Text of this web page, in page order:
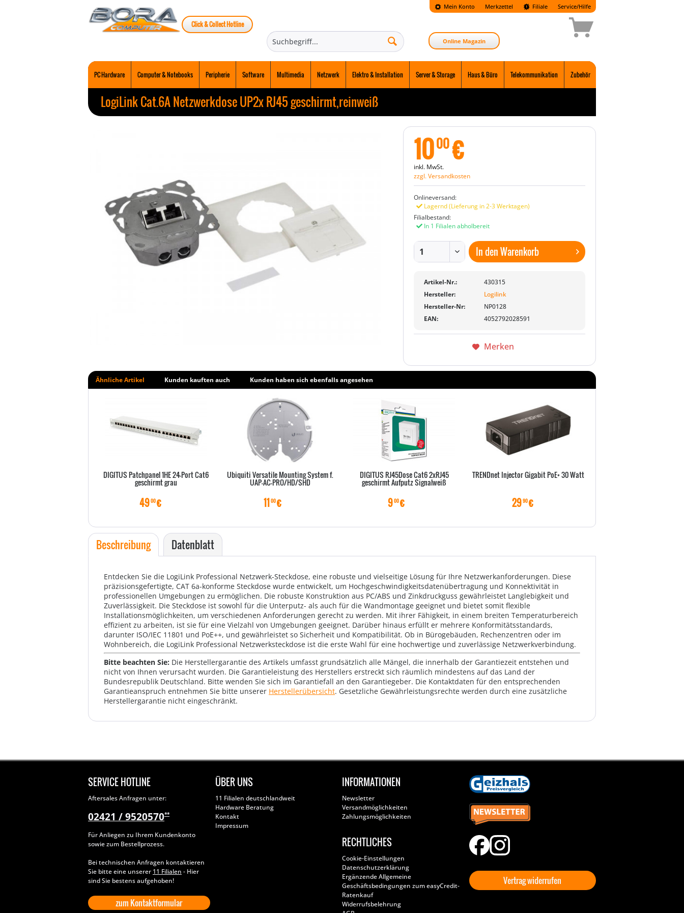
Mein Konto Merkzettel
Click & Collect Hotline
Filiale Service/Hilfe
Online Magazin
PC Hardware Computer & Notebooks Peripherie Software Multimedia Netzwerk Elektro & Installation Server & Storage Haus & Büro Telekommunikation Zubehör
LogiLink Cat.6A Netzwerkdose UP2x RJ45 geschirmt,reinweiß
1000€
inkl. MwSt.
zzgl. Versandkosten
Onlineversand:
Lagernd (Lieferung in 2-3 Werktagen)
Filialbestand:
In 1 Filialen abholbereit
In denWarenkorb
Artikel-Nr.:
430315
Hersteller:
Logilink
Hersteller-Nr:
NP0128
EAN:
4052792028591
Merken
Ähnliche Artikel Kunden kauften auch Kunden haben sich ebenfalls angesehen
DIGITUS Patchpanel 1HE 24-Port Cat6
geschirmt grau
4900€
Ubiquiti Versatile Mounting System f.
UAP-AC-PRO/HD/SHD
11 00€
DIGITUS RJ45Dose Cat6 2xRJ45
geschirmt Aufputz Signalweiß
900€
TRENDnet Injector Gigabit PoE+ 30 Watt
2990€
Beschreibung Datenblatt
Entdecken Sie die LogiLink Professional Netzwerk-Steckdose, eine robuste und vielseitige Lösung für Ihre Netzwerkanforderungen. Diese
präzisionsgefertigte, CAT 6a-konforme Steckdose wurde entwickelt, um Hochgeschwindigkeitsdatenübertragung und Konnektivität in
professionellen Umgebungen zu ermöglichen. Die robuste Konstruktion aus PC/ABS und Zinkdruckguss gewährleistet Langlebigkeit und
Zuverlässigkeit. Die Steckdose ist sowohl für die Unterputz- als auch für die Wandmontage geeignet und bietet somit flexible
Installationsmöglichkeiten, um verschiedenen Anforderungen gerecht zu werden. Mit ihrer Fähigkeit, in einem breiten Temperaturbereich
effizient zu arbeiten, ist sie für eine Vielzahl von Umgebungen geeignet. Darüber hinaus erfüllt er mehrere Konformitätsstandards,
darunter ISO/IEC 11801 und PoE++, und gewährleistet so Sicherheit und Kompatibilität. Ob in Bürogebäuden, Rechenzentren oder im
Wohnbereich, die LogiLink Professional Netzwerksteckdose ist die erste Wahl für eine hochwertige und zuverlässige Netzwerkverbindung.
Bitte beachten Sie: Die Herstellergarantie des Artikels umfasst grundsätzlich alle Mängel, die innerhalb der Garantiezeit entstehen und
nicht von Ihnen verursacht wurden. Die Garantieleistung des Herstellers erstreckt sich räumlich mindestens auf das Land der
Bundesrepublik Deutschland. Bitte wenden Sie sich im Garantiefall an den Garantiegeber. Die Kontaktdaten für den entsprechenden
Garantieanspruch entnehmen Sie bitte unserer Herstellerübersicht. Gesetzliche Gewährleistungsrechte werden durch eine zusätzliche
Herstellergarantie nicht eingeschränkt.
SERVICE HOTLINE
Aftersales Anfragen unter:
02421 / 9520570**
Für Anliegen zu Ihrem Kundenkonto
sowie zum Bestellprozess.
Bei technischen Anfragen kontaktieren
Sie bitte eine unserer 11 Filialen - Hier
sind Sie bestens aufgehoben!
zum Kontaktformular
ÜBER UNS
11 Filialen deutschlandweit
Hardware Beratung
Kontakt
Impressum
INFORMATIONEN
Newsletter
Versandmöglichkeiten
Zahlungsmöglichkeiten
RECHTLICHES
Cookie-Einstellungen
Datenschutzerklärung
Ergänzende Allgemeine
Geschäftsbedingungen zum easyCredit-
Ratenkauf
Widerrufsbelehrung
Vertrag widerrufen